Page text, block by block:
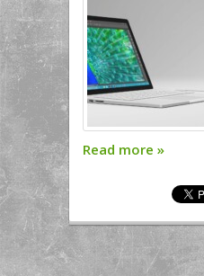
Read more »